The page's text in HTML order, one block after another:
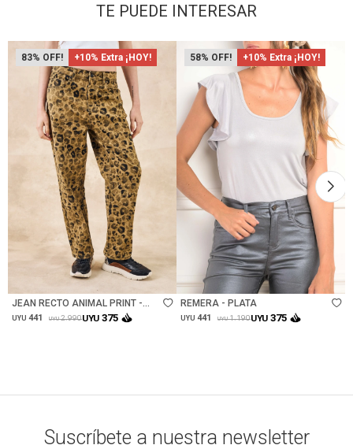
TE PUEDE INTERESAR
83 +10% Extra ¡HOY!
JEAN RECTO ANIMAL PRINT -
MULTI
UYU 441 UYU 2.990UYU 375
58 +10% Extra ¡HOY!
Talle
REMERA - PLATA
UYU 441 UYU 1.190UYU 375
Suscríbete a nuestra newsletter